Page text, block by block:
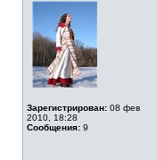
Зарегистрирован: 08 фев
2010, 18:28
Сообщения: 9